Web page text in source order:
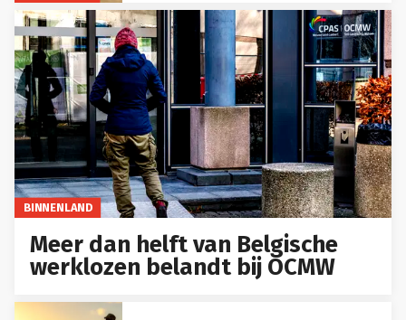
BINNENLAND
Meer dan helft van Belgische
werklozen belandt bij OCMW